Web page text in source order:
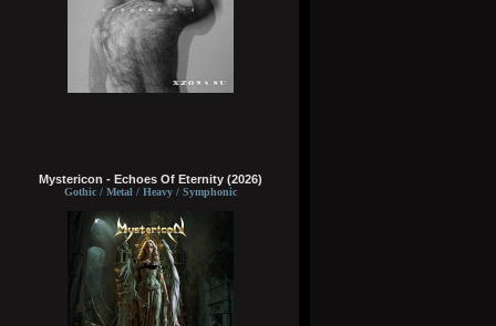
Mystericon - Echoes Of Eternity (2026)
Gothic / Metal / Heavy / Symphonic